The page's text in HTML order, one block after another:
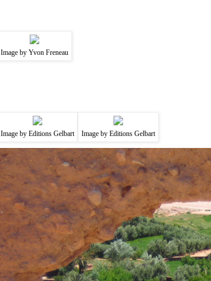
Image by Yvon Freneau
Image by Editions Gelbart Image by Editions Gelbart